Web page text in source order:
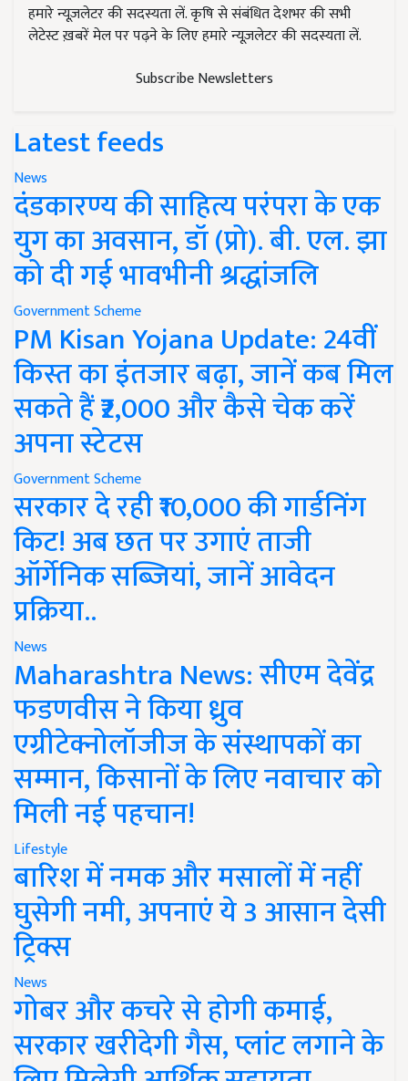
हमारे न्यूज़लेटर की सदस्यता लें. कृषि से संबंधित देशभर की सभी
लेटेस्ट ख़बरें मेल पर पढ़ने के लिए हमारे न्यूज़लेटर की सदस्यता लें.
Subscribe Newsletters
Latest feeds
News
दंडकारण्य की साहित्य परंपरा के एक
युग का अवसान, डॉ (प्रो). बी. एल. झा
को दी गई भावभीनी श्रद्धांजलि
Government Scheme
PM Kisan Yojana Update: 24वीं
किस्त का इंतजार बढ़ा, जानें कब मिल
सकते हैं ₹2,000 और कैसे चेक करें
अपना स्टेटस
Government Scheme
सरकार दे रही ₹10,000 की गार्डनिंग
किट! अब छत पर उगाएं ताजी
ऑर्गेनिक सब्जियां, जानें आवेदन
प्रक्रिया..
News
Maharashtra News: सीएम देवेंद्र
फडणवीस ने किया ध्रुव
एग्रीटेक्नोलॉजीज के संस्थापकों का
सम्मान, किसानों के लिए नवाचार को
मिली नई पहचान!
Lifestyle
बारिश में नमक और मसालों में नहीं
घुसेगी नमी, अपनाएं ये 3 आसान देसी
ट्रिक्स
News
गोबर और कचरे से होगी कमाई,
सरकार खरीदेगी गैस, प्लांट लगाने के